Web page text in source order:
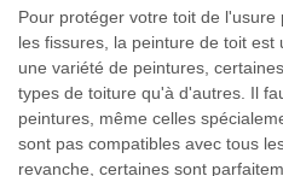
Pour protéger votre toit de
les fissures, la peinture de toit est
une variété de peintures,
types de toiture qu'à d'autres. Il
peintures, même celles
sont pas compatibles avec tous
revanche, certaines sont